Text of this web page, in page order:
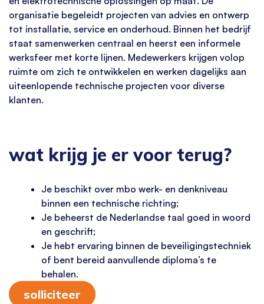
organisatie begeleidt projecten van advies en ontwerp
tot installatie, service en onderhoud. Binnen het bedrijf
staat samenwerken centraal en heerst een informele
werksfeer met korte lijnen. Medewerkers krijgen volop
ruimte om zich te ontwikkelen en werken dagelijks aan
uiteenlopende technische projecten voor diverse
klanten.
wat krijg je er voor terug?
Je beschikt over mbo werk- en denkniveau
binnen een technische richting;
Je beheerst de Nederlandse taal goed in woord
en geschrift;
Je hebt ervaring binnen de beveiligingstechniek
of bent bereid aanvullende diploma’s te
behalen.
solliciteer